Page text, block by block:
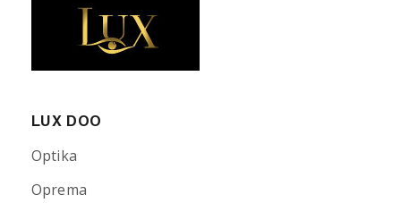
LUX DOO
Optika
Oprema